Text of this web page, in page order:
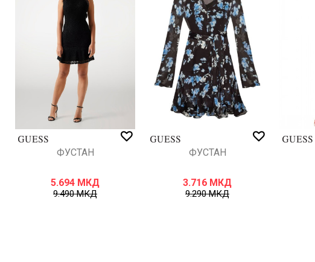
ИСПРАТИ
ФУСТАН
5.694 МКД
9.490МКД
ФУСТАН
3.716 МКД
9.290МКД